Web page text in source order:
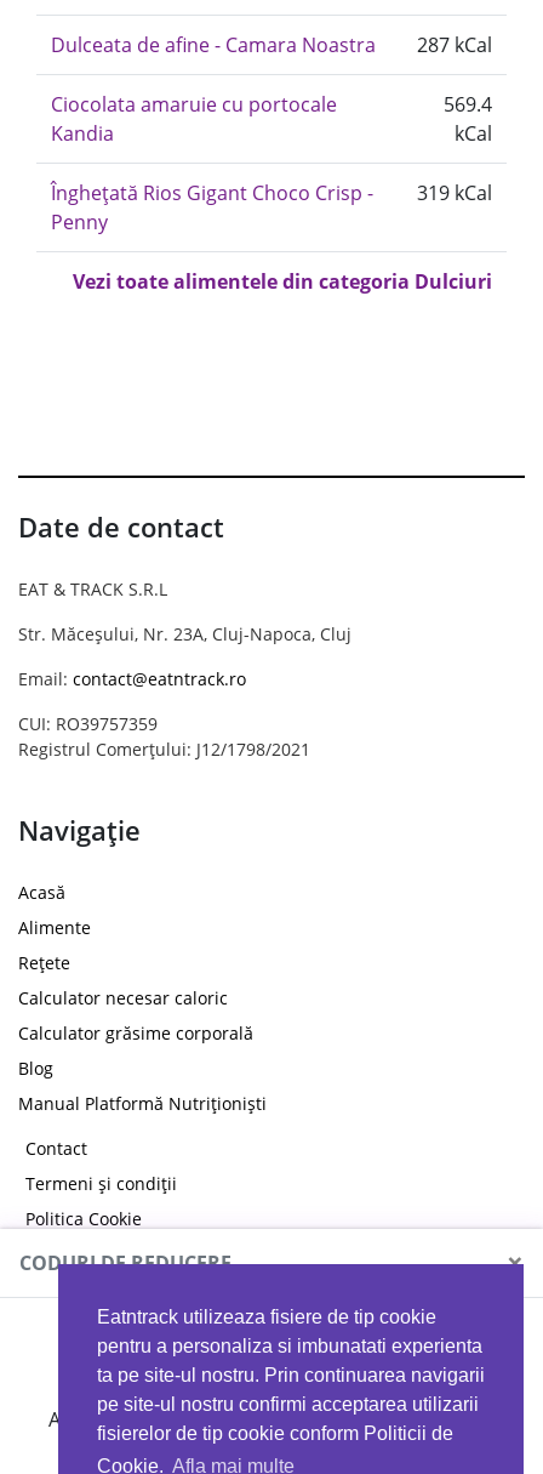
Eatntrack utilizeaza fisiere de tip cookie
pentru a personaliza si imbunatati experienta
ta pe site-ul nostru. Prin continuarea navigarii
pe site-ul nostru confirmi acceptarea utilizarii
fisierelor de tip cookie conform Politicii de
Cookie. Afla mai multe
Dulceata de afine - Camara Noastra 287 kCal
Ciocolata amaruie cu portocale
Kandia
569.4
kCal
Înghețată Rios Gigant Choco Crisp -
Penny
319 kCal
Vezi toate alimentele din categoria Dulciuri
Date de contact
EAT & TRACK S.R.L
Str. Măceșului, Nr. 23A, Cluj-Napoca, Cluj
Email: contact@eatntrack.ro
CUI: RO39757359
Registrul Comerțului: J12/1798/2021
Navigație
Acasă
Alimente
Rețete
Calculator necesar caloric
Calculator grăsime corporală
Blog
Manual Platformă Nutriționiști
Contact
Termeni și condiții
Politica Cookie
Politica de confidențialitate
CODURI DE REDUCERE ×
MYPROTEIN
Ai 40%reducere la orice comandă folosind codul
EATTRACK